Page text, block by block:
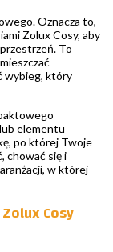
Oznacza to,
Zolux Cosy, aby
To
wybieg, który
elementu
po której Twoje
chować się i
w której
Cosy